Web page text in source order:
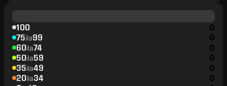
100 0
75ila99 0
60ila74 0
50ila59 0
35ila49 0
20ila34 0